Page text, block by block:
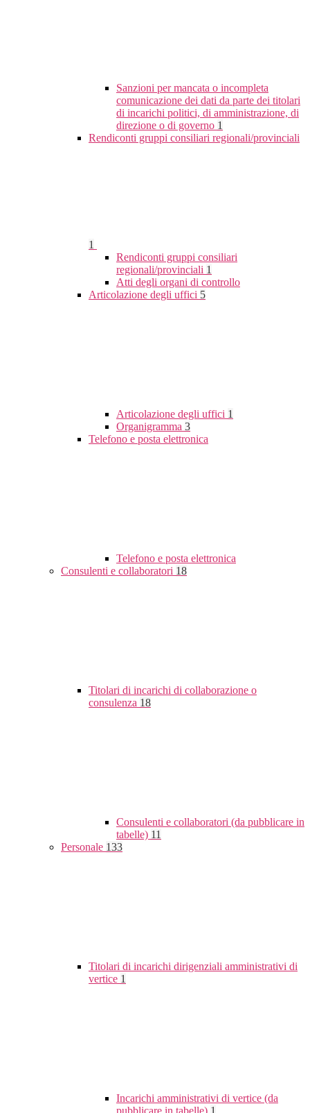
Sanzioni per mancata o incompleta
comunicazione dei dati da parte dei titolari
di incarichi politici, di amministrazione, di
direzione o di governo 1
Rendiconti gruppi consiliari regionali/provinciali
1
Rendiconti gruppi consiliari
regionali/provinciali 1
Atti degli organi di controllo
Articolazione degli uffici 5
Articolazione degli uffici 1
Organigramma 3
Telefono e posta elettronica
Telefono e posta elettronica
Consulenti e collaboratori 18
Titolari di incarichi di collaborazione o
consulenza 18
Consulenti e collaboratori (da pubblicare in
tabelle) 11
Personale 133
Titolari di incarichi dirigenziali amministrativi di
vertice 1
Incarichi amministrativi di vertice (da